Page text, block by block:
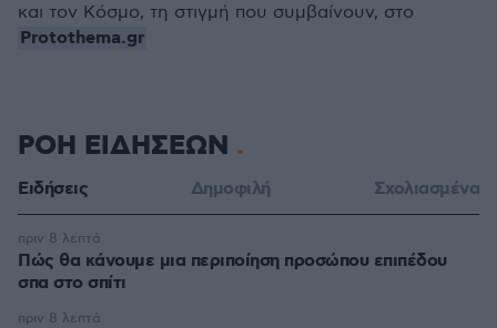
και τον Κόσμο, τη στιγμή που συμβαίνουν, στο
Protothema.gr
ΡΟΗ ΕΙΔΗΣΕΩΝ
Ειδήσεις Δημοφιλή Σχολιασμένα
Πώς θα κάνουμε μια περιποίηση προσώπου επιπέδου
σπα στο σπίτι
πριν 8 λεπτά
πριν 8 λεπτά